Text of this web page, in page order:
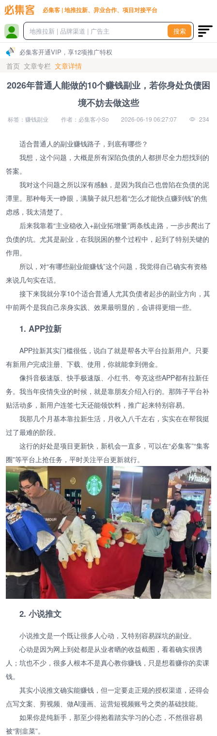
必集客 | 地推拉新、异业合作、项目对接平台
搜索
必集客开通VIP，享12项推广特权
首页 文章专栏 文章详情
2026年普通人能做的10个赚钱副业，若你身处负债困
境不妨去做这些
标签：赚钱副业 作者：必集客小So 2026-06-19 06:27:07 234
适合普通人的副业赚钱路子，到底有哪些？
我想，这个问题，大概是所有深陷负债的人都拼尽全力想找到的
答案。
我对这个问题之所以深有感触，是因为我自己也曾陷在负债的泥
潭里。那种每天一睁眼，满脑子就只想着“怎么才能快点赚到钱”的焦
虑感，我太清楚了。
后来我靠着“主业稳收入+副业拓增量”两条线走路，一步步爬出了
负债的坑。尤其是副业，在我脱困的整个过程中，起到了特别关键的
作用。
所以，对“有哪些副业能赚钱”这个问题，我觉得自己确实有资格
来说几句实在话。
接下来我就分享10个适合普通人尤其负债者起步的副业方向，其
中前两个是我自己亲身实践、效果最明显的，会讲得更细一些。
1. APP拉新
APP拉新其实门槛很低，说白了就是帮各大平台拉新用户。只要
有新用户完成注册、下载、使用，你就能拿到佣金。
像抖音极速版、快手极速版、小红书、夸克这些APP都有拉新任
务。我当年疫情失业的时候，就是靠朋友介绍入行的。那阵子平台补
贴活动多，新用户连签七天还能领饮料，推广起来特别容易。
我那几个月基本靠拉新生活，月收入八千左右，实实在在帮我挺
过了最难的阶段。
这行的好处是项目更新快，新机会一直多，可以在“必集客”“集客
圈”等平台上抢任务，平时关注平台更新就行。
2. 小说推文
小说推文是一个既让很多人心动，又特别容易踩坑的副业。
心动是因为网上到处都是从业者晒的收益截图，看着确实很诱
人；坑也不少，很多人根本不是真心教你赚钱，只是想着赚你的卖课
钱。
其实小说推文确实能赚钱，但一定要走正规的授权渠道，还得会
点写文案、剪视频、做AI漫画、运营短视频账号之类的基础技能。
如果你是纯新手，那至少得抱着踏实学习的心态，不然很容易
被“割韭菜”。